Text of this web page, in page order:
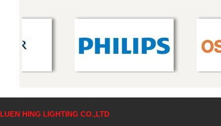
LUEN HING LIGHTING CO.,LTD